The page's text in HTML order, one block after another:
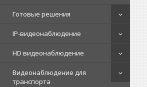
Готовые решения
IP-видеонаблюдение
HD видеонаблюдение
Видеонаблюдение для
транспорта